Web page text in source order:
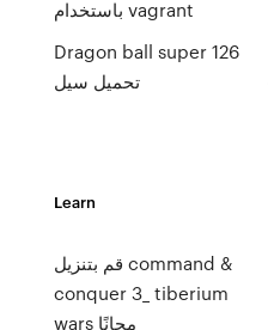
باستخدام vagrant
Dragon ball super 126
تحميل سيل
Learn
قم بتنزيل command &
conquer 3_ tiberium
wars مجانًا